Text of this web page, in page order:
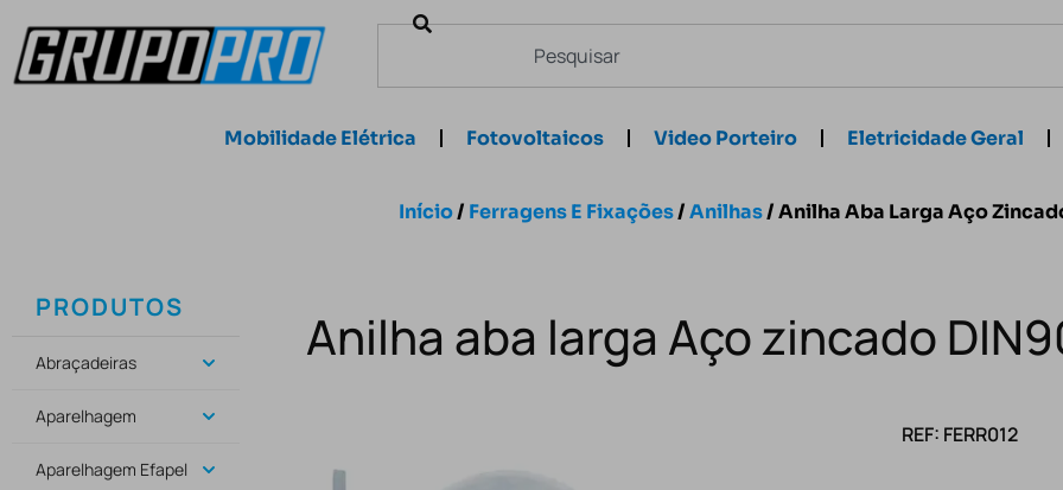
Mobilidade Elétrica Fotovoltaicos Video Porteiro Eletricidade Geral
Início/ Ferragens E Fixações/Anilhas/ Anilha Aba Larga Aço
PRODUTOS
Abraçadeiras
Aparelhagem
Aparelhagem Efapel
Anilha aba larga Aço zincado
REF: FERR012